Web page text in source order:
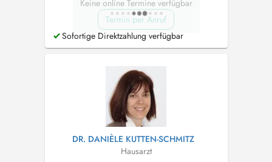
Keine online Termine verfügbar
Termin per Anruf
Sofortige Direktzahlung verfügbar
DR. DANIÈLE KUTTEN-SCHMITZ
Hausarzt